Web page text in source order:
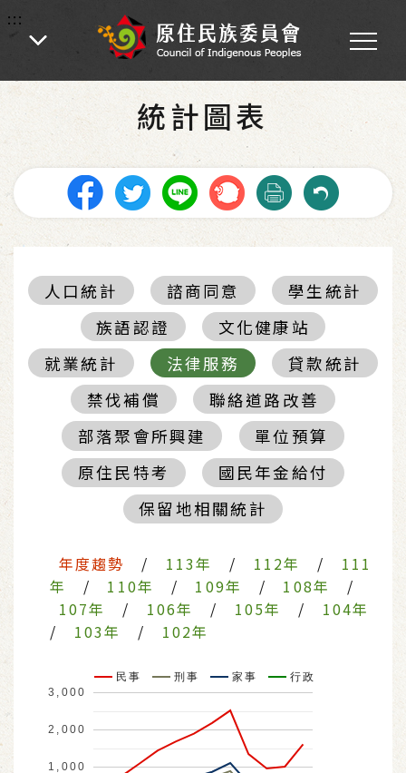
:::
:::
首頁 統計圖表
統計圖表
人口統計 諮商同意
學生統計
族語認證
文化健康站
就業統計
法律服務
貸款統計
禁伐補償
聯絡道路改善
部落聚會所興建
單位預算
原住民特考
國民年金給付
保留地相關統計
年度趨勢 / 113年 / 112年 /
111
年
/ 110年 / 109年 / 108年
/
107年
/ 106年 / 105年 /
104年
/
103年 / 102年
民事 刑事 家事 行政
1,000
2,000
3,000